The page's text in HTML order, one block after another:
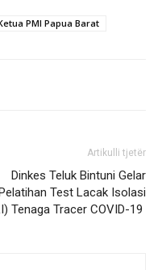
PMI Papua Barat
Artikulli tjetër
Dinkes Teluk Bintuni Gelar
Test Lacak Isolasi
Tenaga Tracer COVID-19